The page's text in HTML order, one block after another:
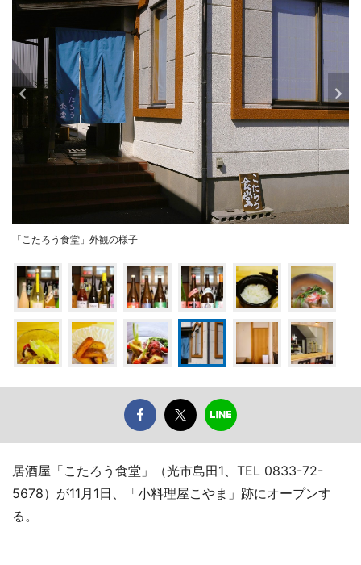
「こたろう食堂」外観の様子
居酒屋「こたろう食堂」（光市島田1、TEL 0833-72-
5678）が11月1日、「小料理屋こやま」跡にオープンす
る。